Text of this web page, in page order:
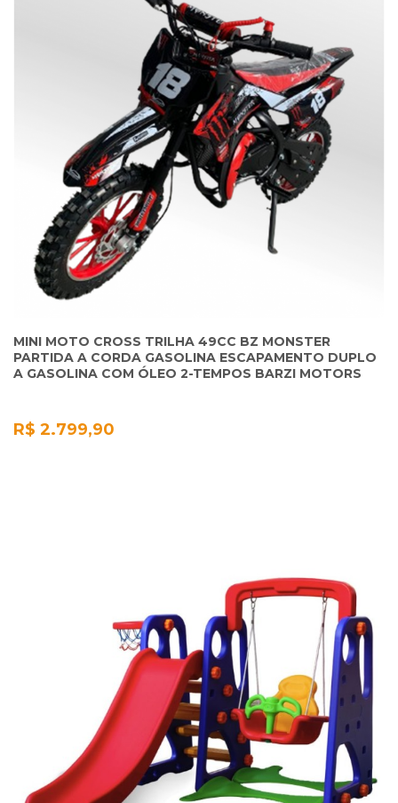
MINI MOTO CROSS TRILHA 49CC BZ MONSTER
PARTIDA A CORDA GASOLINA ESCAPAMENTO DUPLO
A GASOLINA COM ÓLEO 2-TEMPOS BARZI MOTORS
R$ 2.799,90